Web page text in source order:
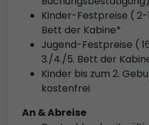
Kinder-Festpreise (
Bett der Kabine*
Jugend-Festpreise (
3./4./5. Bett der
Kinder bis zum 2.
kostenfrei
An & Abreise